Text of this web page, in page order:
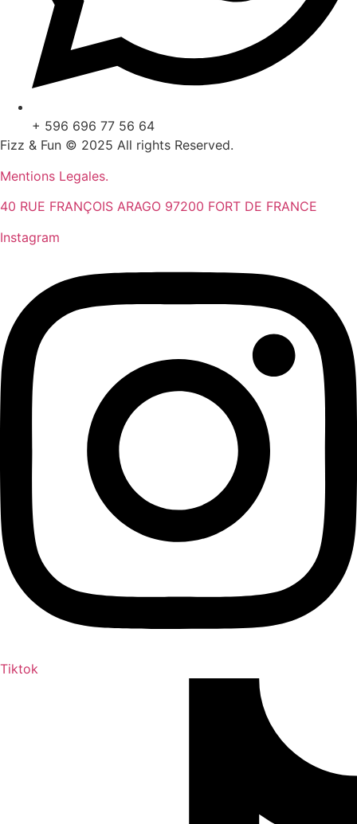
+ 596 696 77 56 64
Fizz & Fun © 2025 All rights Reserved.
Mentions Legales.
40 RUE FRANÇOIS ARAGO 97200 FORT DE FRANCE
Instagram
Tiktok